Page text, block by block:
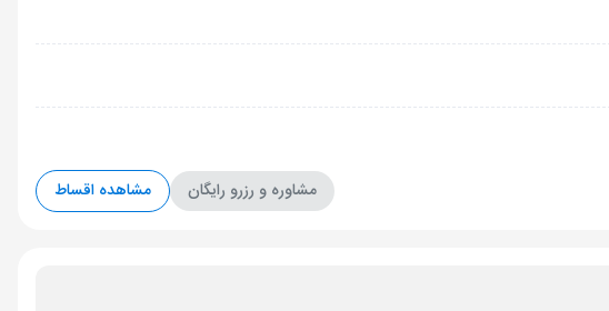
مشاوره و رزرو رایگان مشاهده اقساط